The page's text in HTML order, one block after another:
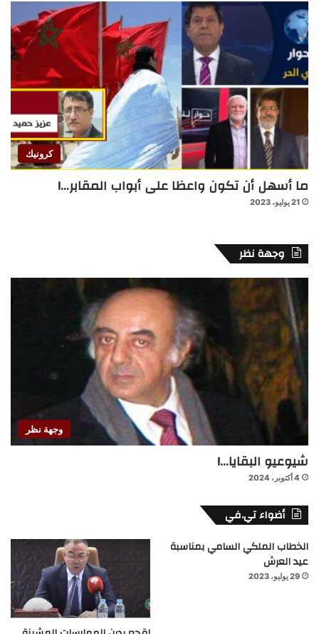
كرونيك
ما أسهل أن تكون واعظا على أبواب المقابر…!
21 يوليو، 2023
وجهة نظر
وجهة نظر
شيوعيو البقايا…!
4 أكتوبر، 2024
أضواء تي.في
الخطاب الملكي السامي بمناسبة
عيد العرش
29 يوليو، 2023